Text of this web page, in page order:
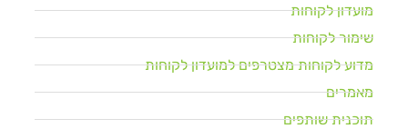
מועדון לקוחות
שימור לקוחות
מדוע לקוחות מצטרפים למועדון לקוחות
מאמרים
תוכנית שותפים